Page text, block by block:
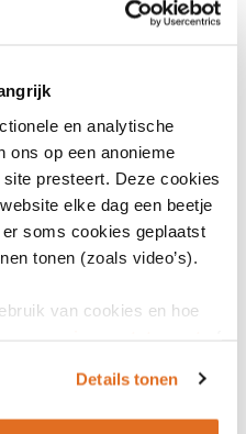
en analytische
ons op een anonieme
presteert. Deze cookies
elke dag een beetje
soms cookies geplaatst
tonen (zoals video’s).
van cookies en hoe
Details tonen